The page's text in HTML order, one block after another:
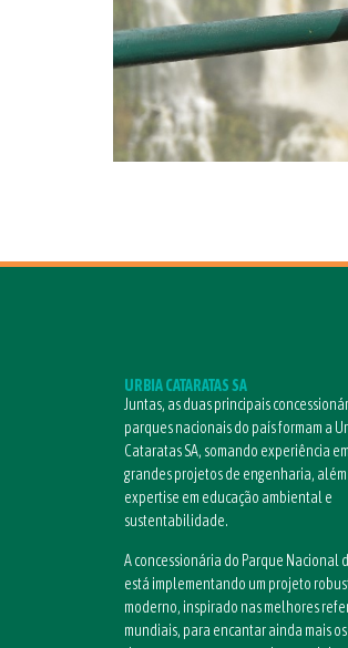
URBIA CATARATAS SA
Juntas, as duas principais
parques nacionais do país formam a
Cataratas SA, somando experiência
grandes projetos de engenharia,
expertise em educação ambiental e
sustentabilidade.
A concessionária do Parque Nacional
está implementando um projeto
moderno, inspirado nas melhores
mundiais, para encantar ainda mais